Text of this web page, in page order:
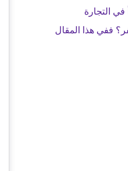
التجارة
ففي هذا المقال